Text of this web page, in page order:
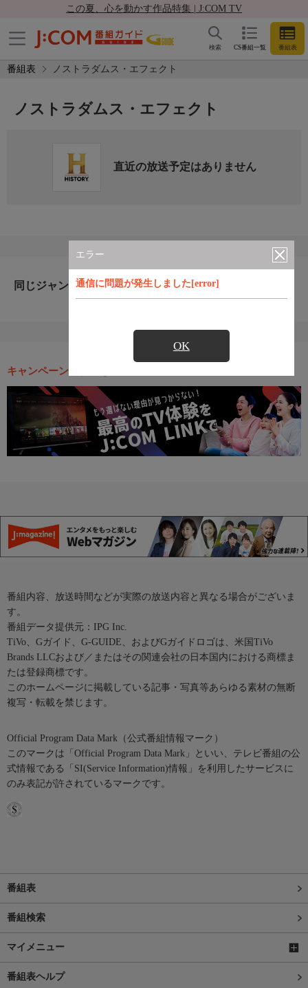
この夏、心を動かす作品特集 | J:COM TV
CS番組一覧 番組表
検索
番組表 ノストラダムス・エフェクト
エラー
通信に問題が発生しました[error]
OK
ノストラダムス・エフェクト
直近の放送予定はありません
同じジャンルのおすすめ番組
キャンペーン・お得な情報
番組内容、放送時間などが実際の放送内容と異なる場合がございま
す。
番組データ提供元：IPG Inc.
TiVo、Gガイド、G-GUIDE、およびGガイドロゴは、米国TiVo
Brands LLCおよび／またはその関連会社の日本国内における商標ま
たは登録商標です。
このホームページに掲載している記事・写真等あらゆる素材の無断
複写・転載を禁じます。
Official Program Data Mark（公式番組情報マーク）
このマークは「Official Program Data Mark」といい、テレビ番組の公
式情報である「SI(Service Information)情報」を利用したサービスに
のみ表記が許されているマークです。
番組表
番組検索
マイメニュー
番組表ヘルプ